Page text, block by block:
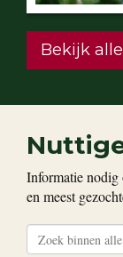
Bekijk
Informatie nodig
en meest